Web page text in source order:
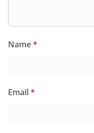
Name*
Email*